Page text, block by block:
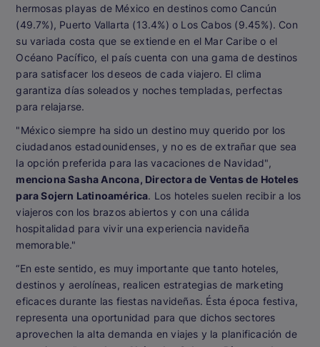
hermosas playas de México en destinos como Cancún
(49.7%), Puerto Vallarta (13.4%) o Los Cabos (9.45%). Con
su variada costa que se extiende en el Mar Caribe o el
Océano Pacífico, el país cuenta con una gama de destinos
para satisfacer los deseos de cada viajero. El clima
garantiza días soleados y noches templadas, perfectas
para relajarse.
"México siempre ha sido un destino muy querido por los
ciudadanos estadounidenses, y no es de extrañar que sea
la opción preferida para las vacaciones de Navidad",
menciona Sasha Ancona, Directora de Ventas de Hoteles
para Sojern Latinoamérica. Los hoteles suelen recibir a los
viajeros con los brazos abiertos y con una cálida
hospitalidad para vivir una experiencia navideña
memorable."
“En este sentido, es muy importante que tanto hoteles,
destinos y aerolíneas, realicen estrategias de marketing
eficaces durante las fiestas navideñas. Ésta época festiva,
representa una oportunidad para que dichos sectores
aprovechen la alta demanda en viajes y la planificación de